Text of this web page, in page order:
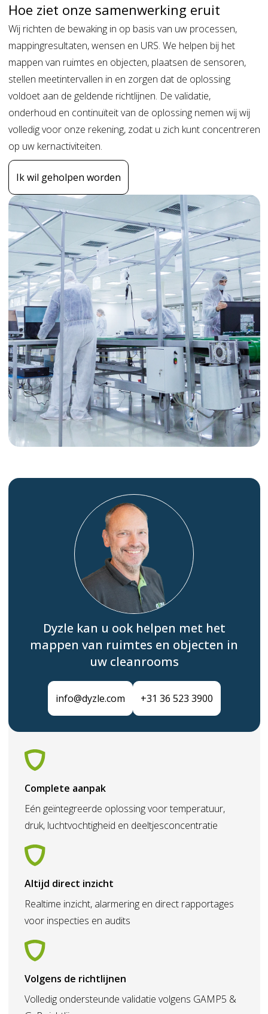
Hoe ziet onze samenwerking eruit
Wij richten de bewaking in op basis van uw processen,
mappingresultaten, wensen en URS. We helpen bij het
mappen van ruimtes en objecten, plaatsen de sensoren,
stellen meetintervallen in en zorgen dat de oplossing
voldoet aan de geldende richtlijnen. De validatie,
onderhoud en continuïteit van de oplossing nemen wij wij
volledig voor onze rekening, zodat u zich kunt concentreren
op uw kernactiviteiten.
Ik wil geholpen worden
Dyzle kan u ook helpen met het
mappen van ruimtes en objecten in
uw cleanrooms
info@dyzle.com +31 36 523 3900
Complete aanpak
Eén geïntegreerde oplossing voor temperatuur,
druk, luchtvochtigheid en deeltjesconcentratie
Altijd direct inzicht
Realtime inzicht, alarmering en direct rapportages
voor inspecties en audits
Volgens de richtlijnen
Volledig ondersteunde validatie volgens GAMP5 &